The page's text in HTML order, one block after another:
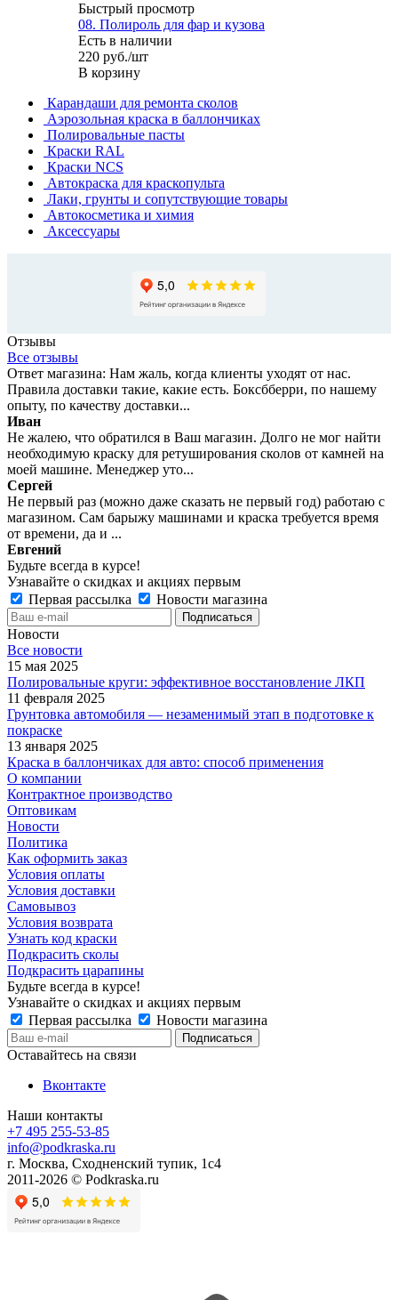
Быстрый просмотр
08. Полироль для фар и кузова
Есть в наличии
220 руб./шт
В корзину
Карандаши для ремонта сколов
Аэрозольная краска в баллончиках
Полировальные пасты
Краски RAL
Краски NCS
Автокраска для краскопульта
Лаки, грунты и сопутствующие товары
Автокосметика и химия
Аксессуары
Отзывы
Все отзывы
Ответ магазина: Нам жаль, когда клиенты уходят от нас.
Правила доставки такие, какие есть. Боксбберри, по нашему
опыту, по качеству доставки...
Иван
Не жалею, что обратился в Ваш магазин. Долго не мог найти
необходимую краску для ретуширования сколов от камней на
моей машине. Менеджер уто...
Сергей
Не первый раз (можно даже сказать не первый год) работаю с
магазином. Сам барыжу машинами и краска требуется время
от времени, да и ...
Евгений
Будьте всегда в курсе!
Узнавайте о скидках и акциях первым
Первая рассылка
Новости магазина
Новости
Все новости
15 мая 2025
Полировальные круги: эффективное восстановление ЛКП
11 февраля 2025
Грунтовка автомобиля — незаменимый этап в подготовке к
покраске
13 января 2025
Краска в баллончиках для авто: способ применения
О компании
Контрактное производство
Оптовикам
Новости
Политика
Как оформить заказ
Условия оплаты
Условия доставки
Самовывоз
Условия возврата
Узнать код краски
Подкрасить сколы
Подкрасить царапины
Будьте всегда в курсе!
Узнавайте о скидках и акциях первым
Первая рассылка
Новости магазина
Оставайтесь на связи
Вконтакте
Наши контакты
+7 495 255-53-85
info@podkraska.ru
г. Москва, Сходненский тупик, 1с4
2011-2026 © Podkraska.ru